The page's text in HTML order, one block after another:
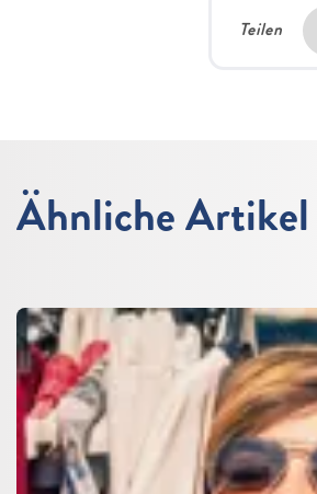
Teilen
Ähnliche Artikel